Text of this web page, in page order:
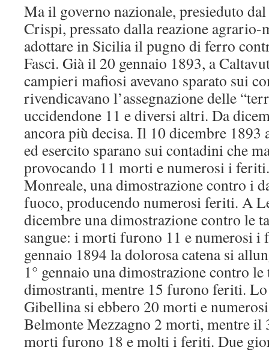
Ma il governo nazionale, presieduto
Crispi, pressato dalla reazione agrario-
adottare in Sicilia il pugno di ferro
Fasci. Già il 20 gennaio 1893, a
campieri mafiosi avevano sparato sui
rivendicavano l’assegnazione delle
uccidendone 11 e diversi altri. Da
ancora più decisa. Il 10 dicembre
ed esercito sparano sui contadini che
provocando 11 morti e numerosi i
Monreale, una dimostrazione contro i
fuoco, producendo numerosi feriti. A
dicembre una dimostrazione contro le
sangue: i morti furono 11 e numerosi
gennaio 1894 la dolorosa catena si
1° gennaio una dimostrazione contro le
dimostranti, mentre 15 furono feriti. Lo
Gibellina si ebbero 20 morti e
Belmonte Mezzagno 2 morti, mentre il
morti furono 18 e molti i feriti. Due